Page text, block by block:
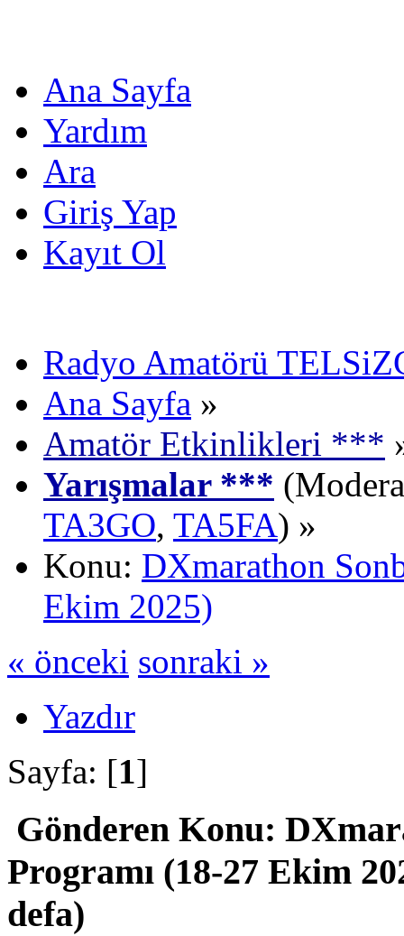
Ana Sayfa
Yardım
Ara
Giriş Yap
Kayıt Ol
Radyo Amatörü
Ana Sayfa »
Amatör Etkinlikleri ***
Yarışmalar ***
TA3GO, TA5FA) »
Konu: DXmarathon
Ekim 2025)
« önceki sonraki »
Yazdır
Sayfa: [1]
Gönderen Konu:
Programı (18-27 Ekim
defa)